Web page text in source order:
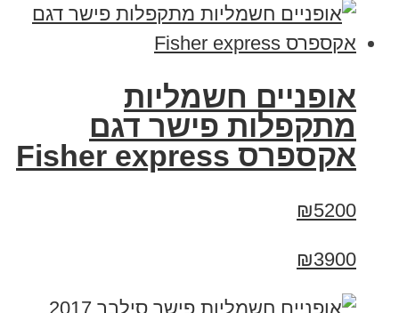
אופניים חשמליות
מתקפלות פישר דגם
אקספרס Fisher express
₪5200
₪3900